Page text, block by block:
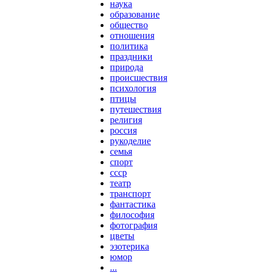
наука
образование
общество
отношения
политика
праздники
природа
происшествия
психология
птицы
путешествия
религия
россия
рукоделие
семья
спорт
ссср
театр
транспорт
фантастика
философия
фотография
цветы
эзотерика
юмор
...